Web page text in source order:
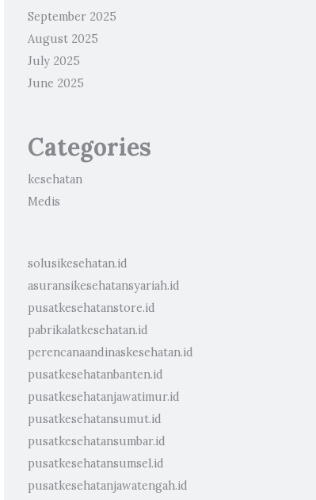
September 2025
August 2025
July 2025
June 2025
Categories
kesehatan
Medis
solusikesehatan.id
asuransikesehatansyariah.id
pusatkesehatanstore.id
pabrikalatkesehatan.id
perencanaandinaskesehatan.id
pusatkesehatanbanten.id
pusatkesehatanjawatimur.id
pusatkesehatansumut.id
pusatkesehatansumbar.id
pusatkesehatansumsel.id
pusatkesehatanjawatengah.id